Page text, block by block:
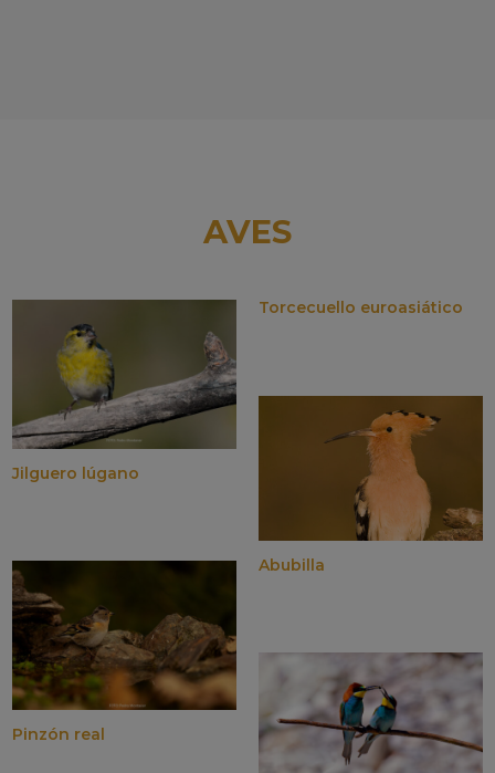
AVES
Jilguero lúgano
Pinzón real
Torcecuello euroasiático
Abubilla